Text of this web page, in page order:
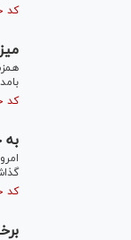
کد خبر: ۸۰۵۷۵۸
کد خبر: ۸۰۵۷۳۳
به
کد خبر: ۸۰۵۷۰۸